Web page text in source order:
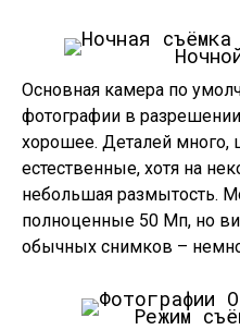
Основная камера по
фотографии в
хорошее. Деталей много,
естественные, хотя на
небольшая размытость.
полноценные 50 Мп, но
обычных снимков –
Режим